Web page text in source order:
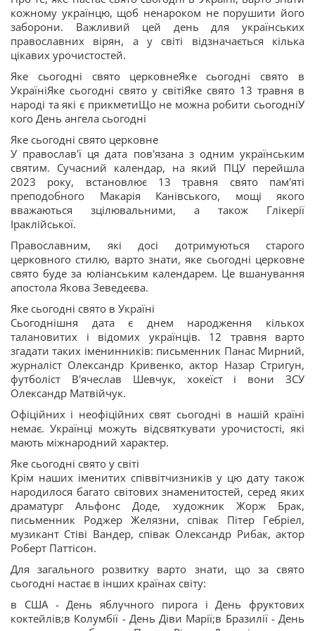
кожному українцю, щоб ненароком не порушити його
заборони. Важливий цей день для українських
православних вірян, а у світі відзначається кілька
цікавих урочистостей.
Яке сьогодні свято церковнеЯке сьогодні свято в
УкраїніЯке сьогодні свято у світіЯке свято 13 травня в
народі та які є прикметиЩо не можна робити сьогодніУ
кого День ангела сьогодні
Яке сьогодні свято церковне
У православ'ї ця дата пов'язана з одним українським
святим. Сучасний календар, на який ПЦУ перейшла
2023 року, встановлює 13 травня свято пам'яті
преподобного Макарія Канівського, мощі якого
вважаються зцілювальними, а також Глікерії
Іраклійської.
Православним, які досі дотримуються старого
церковного стилю, варто знати, яке сьогодні церковне
свято буде за юліанським календарем. Це вшанування
апостола Якова Зеведеєва.
Яке сьогодні свято в Україні
Сьогоднішня дата є днем народження кількох
талановитих і відомих українців. 12 травня варто
згадати таких іменинників: письменник Панас Мирний,
журналіст Олександр Кривенко, актор Назар Стригун,
футболіст В'ячеслав Шевчук, хокеїст і вони ЗСУ
Олександр Матвійчук.
Офіційних і неофіційних свят сьогодні в нашій країні
немає. Українці можуть відсвяткувати урочистості, які
мають міжнародний характер.
Яке сьогодні свято у світі
Крім наших іменитих співвітчизників у цю дату також
народилося багато світових знаменитостей, серед яких
драматург Альфонс Доде, художник Жорж Брак,
письменник Роджер Желязни, співак Пітер Гебріел,
музикант Стіві Вандер, співак Олександр Рибак, актор
Роберт Паттісон.
Для загального розвитку варто знати, що за свято
сьогодні настає в інших країнах світу:
в США - День яблучного пирога і День фруктових
коктейлів;в Колумбії - День Діви Марії;в Бразилії - День